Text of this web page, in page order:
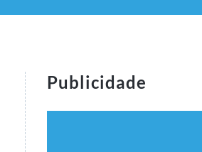
Publicidade